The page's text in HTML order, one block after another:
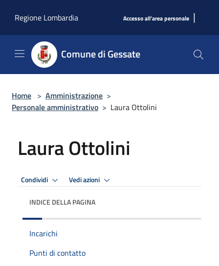
Regione Lombardia
Accesso all'area personale |
Comune di Gessate
Home > Amministrazione >
Personale amministrativo > Laura Ottolini
Laura Ottolini
Condividi Vedi azioni
INDICE DELLA PAGINA
Incarichi
Punti di contatto